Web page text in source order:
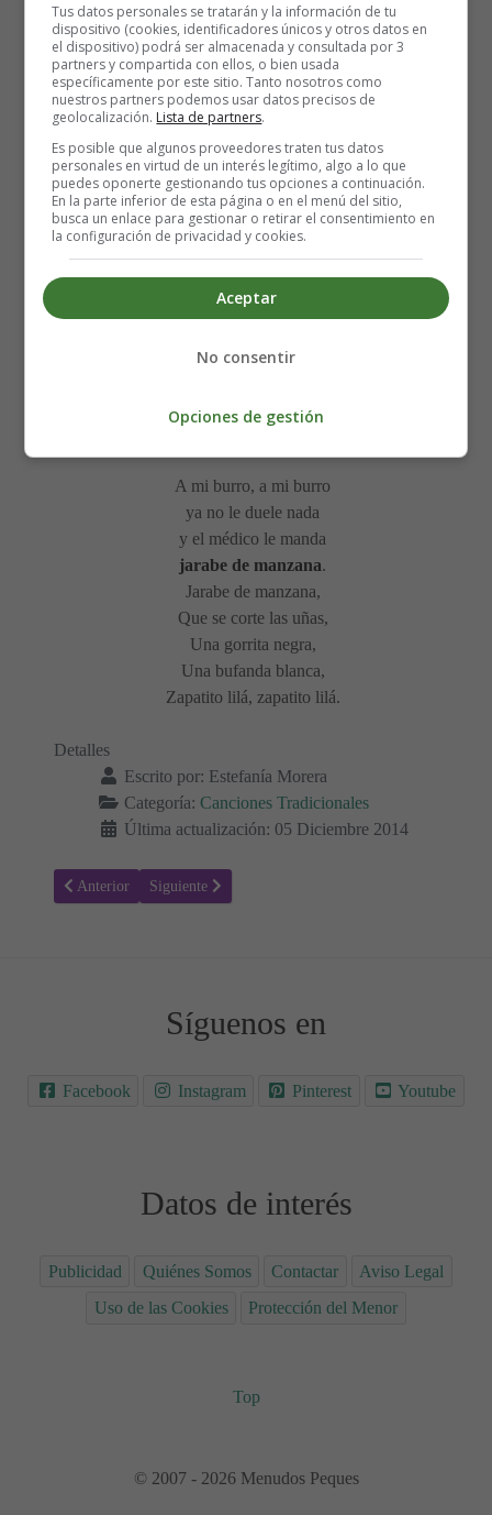
A mi burro, a mi burro
leduelela cabeza
y el médicolemanda
unagorrita negra.
Una gorrita negra,
Una bufanda blanca,
Zapatito lilá,zapatito lilá.
A mi burro, a mi burro
leduelenlas pezuñas
médicole
que se corte las uñas
Una
bufanda blanca
A mi burro, a mi burro
ya no le duele nada
y el médico le manda
jarabe de manzana.
Jarabe de manzana,
Quese corte las uñas,
Una gorrita negra,
Una bufanda blanca,
Zapatito lilá, zapatito lilá.
Detalles
Escrito por: Estefanía Morera
Categoría: Canciones Tradicionales
Última actualización: 05 Diciembre 2014
Artículo anterior: Arroyo claro - Canción infantil
Anterior Artículo siguiente: Al pavo, pavito, pavo
Siguiente
Síguenos en
Facebook Instagram Pinterest Youtube
Datos de interés
Publicidad Quiénes Somos Contactar
Aviso Legal
Uso de las Cookies
Protección del Menor
Top
© 2007 - 2026 Menudos Peques
Tus datos personales se tratarán y la información de tu
dispositivo (cookies, identificadores únicos y otros datos en
el dispositivo) podrá ser almacenada y consultada por 3
partners y compartida con ellos, o bien usada
específicamente por este sitio. Tanto nosotros como
nuestros partners podemos usar datos precisos de
geolocalización. Lista de partners.
Es posible que algunos proveedores traten tus datos
personales en virtud de un interés legítimo, algo a lo que
puedes oponerte gestionando tus opciones a continuación.
En la parte inferior de esta página o en el menú del sitio,
busca un enlace para gestionar o retirar el consentimiento en
la configuración de privacidad y cookies.
Aceptar
No consentir
Opciones de gestión